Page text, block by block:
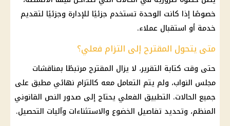
خصوصًا إذا كانت الوحدة تستخدم جزئيًا للإدارة وجزئيًا لتقديم
خدمة أو استقبال عملاء.
متى يتحول المقترح إلى التزام فعلي؟
حتى وقت كتابة التقرير، لا يزال المقترح مرتبطًا بمناقشات
مجلس النواب، ولم يتم التعامل معه كالتزام نهائي مطبق على
جميع الحالات. التطبيق الفعلي يحتاج إلى صدور النص القانوني
المنظم، وتحديد تفاصيل الخضوع والاستثناءات وآليات التحصيل.